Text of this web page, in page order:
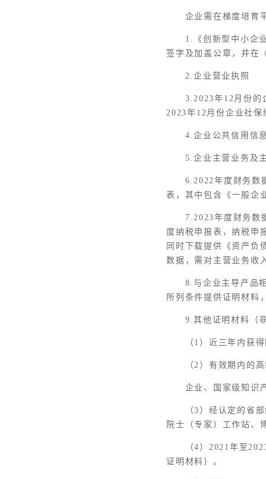
企业需在梯度培育
1.《创新型中小企
签字及加盖公章，并在
2.企业营业执照
3.2023年12月份的
2023年12月份企业社保
4.企业公共信用信
5.企业主营业务及
6.2022年度财务数
表，其中包含《一般企
7.2023年度财务数
度纳税申报表，纳税申
同时下载提供《资产负
数据，需对主营业务收
8.与企业主导产品
所列条件提供证明材料
9.其他证明材料（
（1）近三年内获
（2）有效期内的
企业、国家级知识
（3）经认定的省
院士（专家）工作站、
（4）2021年至
证明材料）。